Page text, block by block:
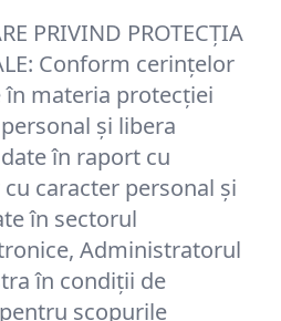
PRIVIND PROTECȚIA
Conform cerințelor
materia protecției
și libera
în raport cu
caracter personal și
în sectorul
Administratorul
în condiții de
scopurile